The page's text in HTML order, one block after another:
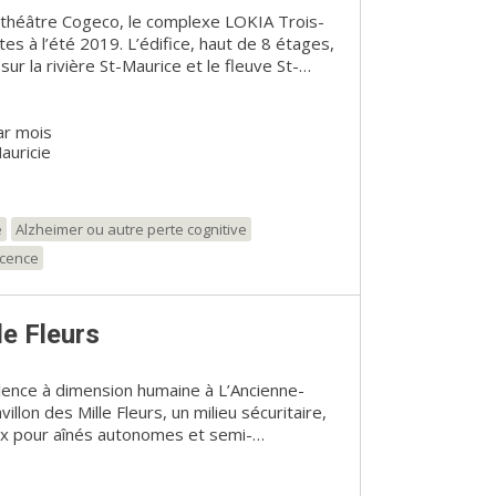
Cogeco, le complexe LOKIA Trois-
à l’été 2019. L’édifice, haut de 8 étages,
la rivière St-Maurice et le fleuve St-
total de 289
services, LOKIA Trois-Rivières se
généreuse, ses balcons privés, son
ainsi que son programme d’activités
tels une piscine au sel, un
une bibliothèque et une terrasse avec
des résidents. Le concept
Rivières en fait un milieu qui s’adapte à
que ce soit par des services à la carte
optimal de LOKIA
son panorama unique en font un lieu
mois
Alzheimer ou autre perte cognitive
Fleurs
à dimension humaine à L’Ancienne-
des Mille Fleurs, un milieu sécuritaire,
pour aînés autonomes et semi-
à distance de marche de